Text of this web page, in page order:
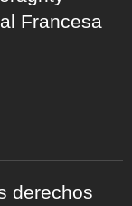
Francesa
derechos